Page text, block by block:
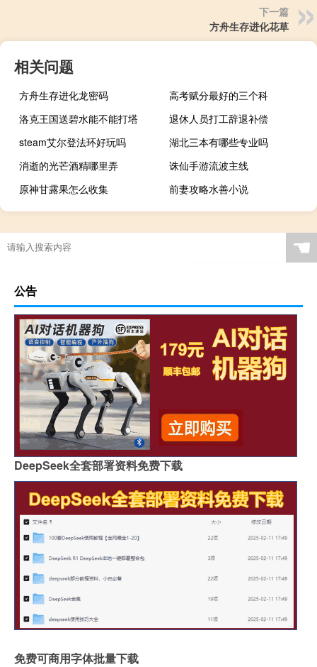
下一篇
方舟生存进化花草
相关问题
方舟生存进化龙密码
高考赋分最好的三个科
洛克王国送碧水能不能打塔
退休人员打工辞退补偿
steam艾尔登法环好玩吗
湖北三本有哪些专业吗
消逝的光芒酒精哪里弄
诛仙手游流波主线
原神甘露果怎么收集
前妻攻略水善小说
☚
公告
DeepSeek全套部署资料免费下载
免费可商用字体批量下载